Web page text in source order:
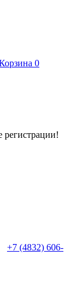
0
+7 (4832) 606-